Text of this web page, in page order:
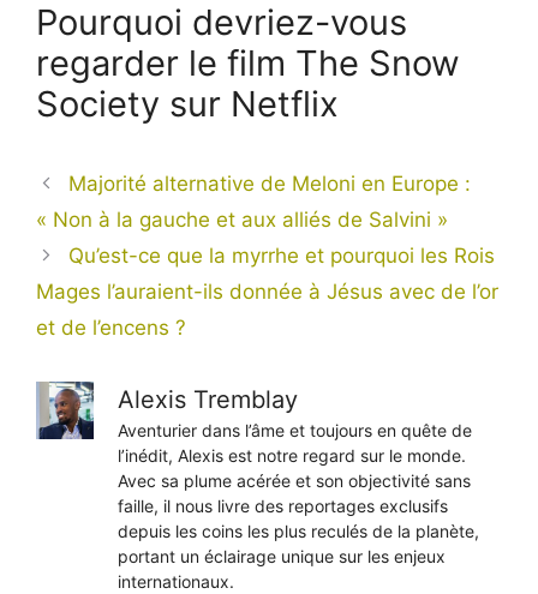
Pourquoi devriez-vous
regarder le film The Snow
Society sur Netflix
Majorité alternative de Meloni en Europe :
« Non à la gauche et aux alliés de Salvini »
Qu’est-ce que la myrrhe et pourquoi les Rois
Mages l’auraient-ils donnée à Jésus avec de l’or
et de l’encens ?
Alexis Tremblay
Aventurier dans l’âme et toujours en quête de
l’inédit, Alexis est notre regard sur le monde.
Avec sa plume acérée et son objectivité sans
faille, il nous livre des reportages exclusifs
depuis les coins les plus reculés de la planète,
portant un éclairage unique sur les enjeux
internationaux.